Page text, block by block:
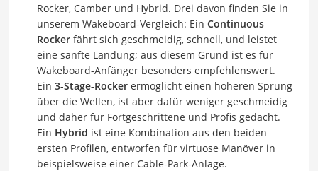
Rocker, Camber und Hybrid. Drei davon finden Sie in
unserem Wakeboard-Vergleich: Ein Continuous
Rocker fährt sich geschmeidig, schnell, und leistet
eine sanfte Landung; aus diesem Grund ist es für
Wakeboard-Anfänger besonders empfehlenswert.
Ein 3-Stage-Rocker ermöglicht einen höheren Sprung
über die Wellen, ist aber dafür weniger geschmeidig
und daher für Fortgeschrittene und Profis gedacht.
Ein Hybrid ist eine Kombination aus den beiden
ersten Profilen, entworfen für virtuose Manöver in
beispielsweise einer Cable-Park-Anlage.